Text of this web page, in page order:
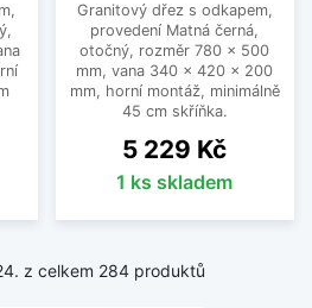
Granitový dřez s odkapem,
provedení Matná černá,
otočný, rozměr 780 x 500
mm, vana 340 x 420 x 200
mm, horní montáž, minimálně
45 cm skříňka.
Cena
5 229 Kč
1 ks skladem
z celkem 284 produktů